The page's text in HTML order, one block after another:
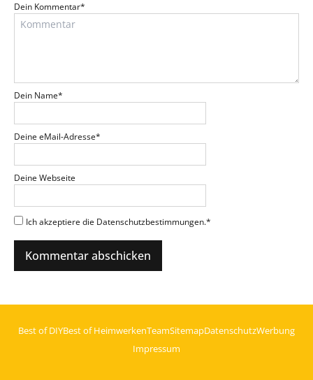
Dein Kommentar*
Dein Name*
Deine eMail-Adresse*
Deine Webseite
Ich akzeptiere die Datenschutzbestimmungen.*
Best of DIYBest of HeimwerkenTeamSitemapDatenschutzWerbung
Impressum